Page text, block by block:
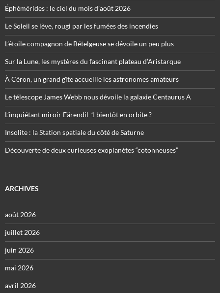
Éphémérides : le ciel du mois d’août 2026
Le Soleil se lève, rougi par les fumées des incendies
L’étoile compagnon de Bételgeuse se dévoile un peu plus
Sur la Lune, les mystères du fascinant plateau d’Aristarque
À Céron, un grand gîte accueille les astronomes amateurs
Le télescope James Webb nous dévoile la galaxie Centaurus A
L’inquiétant miroir Eärendil-1 bientôt en orbite ?
Insolite : la Station spatiale du côté de Saturne
Découverte de deux curieuses exoplanètes “cotonneuses”
ARCHIVES
août 2026
juillet 2026
juin 2026
mai 2026
avril 2026